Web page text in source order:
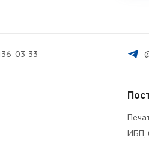
03-33
ИБП,